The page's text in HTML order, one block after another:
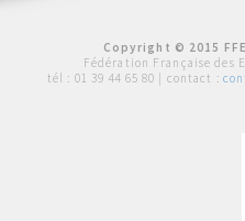
Copyright © 2015
Fédération Française des
tél : 01 39 44 65 80 | contact :